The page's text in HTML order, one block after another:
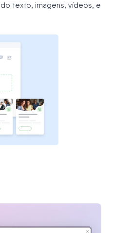
texto, imagens, vídeos, e